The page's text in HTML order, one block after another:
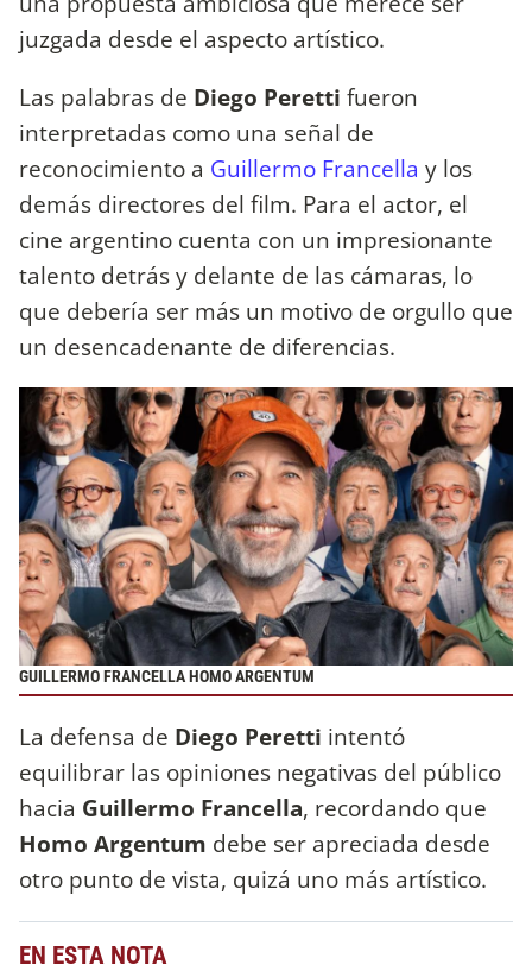
juzgada desde el aspecto artístico.
Las palabras de Diego Peretti fueron
interpretadas como una señal de
reconocimiento a Guillermo Francella y los
demás directores del film. Para el actor, el
cine argentino cuenta con un impresionante
talento detrás y delante de las cámaras, lo
que debería ser más un motivo de orgullo que
un desencadenante de diferencias.
GUILLERMO FRANCELLA HOMO ARGENTUM
La defensa de Diego Peretti intentó
equilibrar las opiniones negativas del público
hacia Guillermo Francella, recordando que
Homo Argentum debe ser apreciada desde
otro punto de vista, quizá uno más artístico.
EN ESTA NOTA